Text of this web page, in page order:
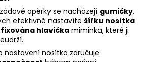
opěrky se nacházejí gumičky,
efektivně nastavíte šířku nosítka
fixována hlavička miminka, které ji
nastavení nosítka zaručuje